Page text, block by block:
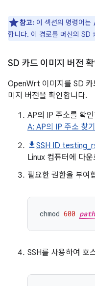
참고: 이 섹션의 명령어는
합니다. 이 경로를 머신의 SD
SD 카드 이미지 버전
OpenWrt 이미지를 SD 카
미지 버전을 확인합니다.
AP의 IP 주소를 확
A: AP의 IP 주소 찾기
SSH ID
Linux 컴퓨터에 다
필요한 권한을 부여
chmod 600
SSH를 사용하여 호